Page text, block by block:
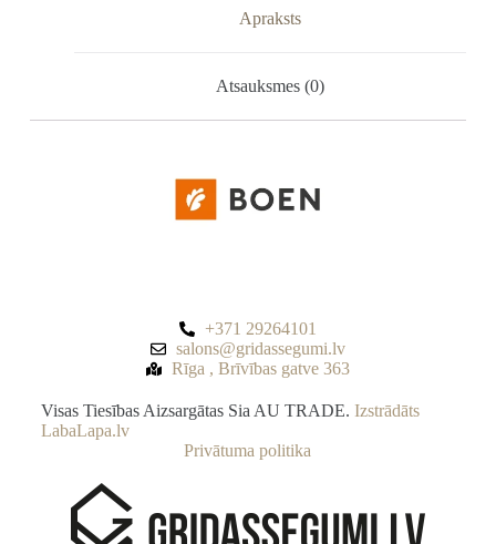
Apraksts
Atsauksmes (0)
+371 29264101
salons@gridassegumi.lv
Rīga , Brīvības gatve 363
Visas Tiesības Aizsargātas Sia AU TRADE. Izstrādāts
LabaLapa.lv
Privātuma politika